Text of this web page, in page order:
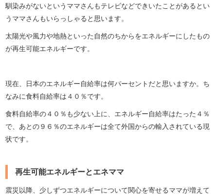
馴染みがないというママさんもテレビなどできいたことがあるとい
うママさんもいらっしゃると思います。
太陽光や風力や地熱といった自然のちからをエネルギーにしたもの
が再生可能エネルギーです。
現在、日本のエネルギー自給率は何パーセントだと思いますか。ち
なみに食料自給率は４０％です。
食料自給率の４０％も少ない上に、エネルギー自給率はたった４％
で、あとの９６％のエネルギーは全て外国からの輸入されている現
状です。
再生可能エネルギーとエネママ
震災以降、少しずつエネルギーについて関心を寄せるママが増えて